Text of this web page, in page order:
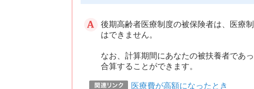
後期高齢者医療制度の被保険者は、医療
はできません。
なお、計算期間にあなたの被扶養者であ
合算することができます。
医療費が高額になったとき